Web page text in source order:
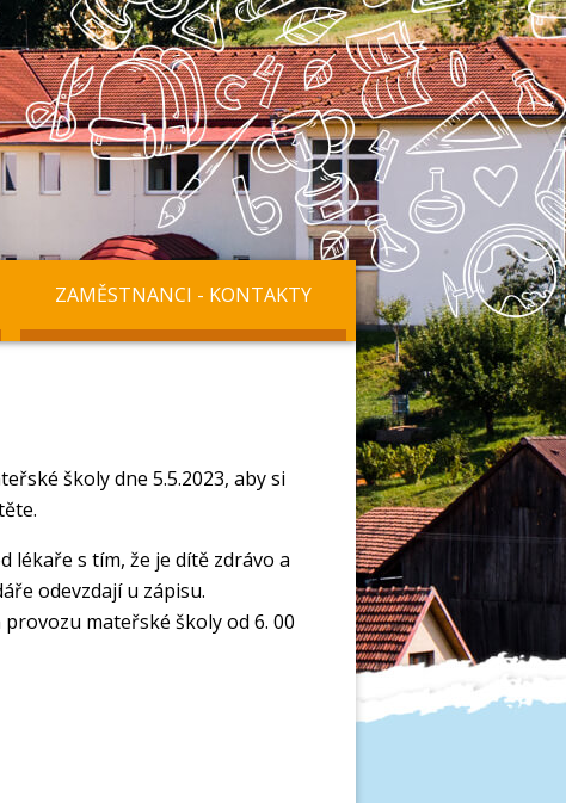
ZAMĚSTNANCI - KONTAKTY
školy dne 5.5.2023, aby si
lékaře s tím, že je dítě zdrávo a
odevzdají u zápisu.
mateřské školy od 6. 00